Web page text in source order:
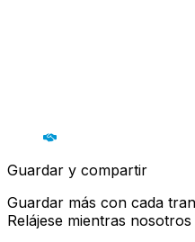
Guardar y compartir
Guardar más con cada
Relájese mientras